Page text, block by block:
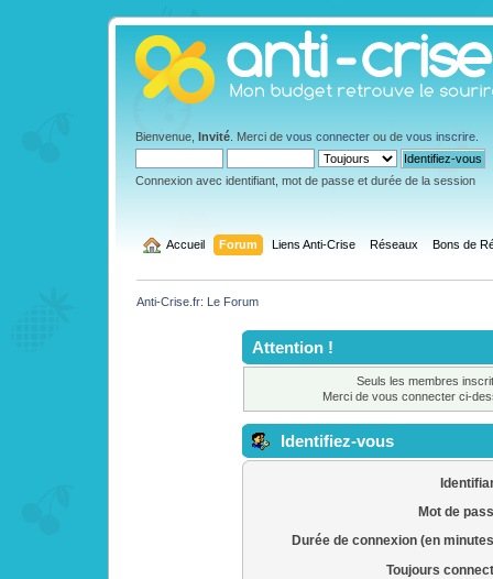
Bienvenue, Invité . Merci de vous connecter ou de vous inscrire
Connexion avec identifiant, mot de passe et durée de la session
Accueil Forum Liens Anti-Crise Réseaux Bons de
Anti-Crise.fr: Le Forum
Attention !
Seuls les membres
Merci de vous connecter ci-
Identifiez-vous
Mot de
Durée de connexion (en
Toujours